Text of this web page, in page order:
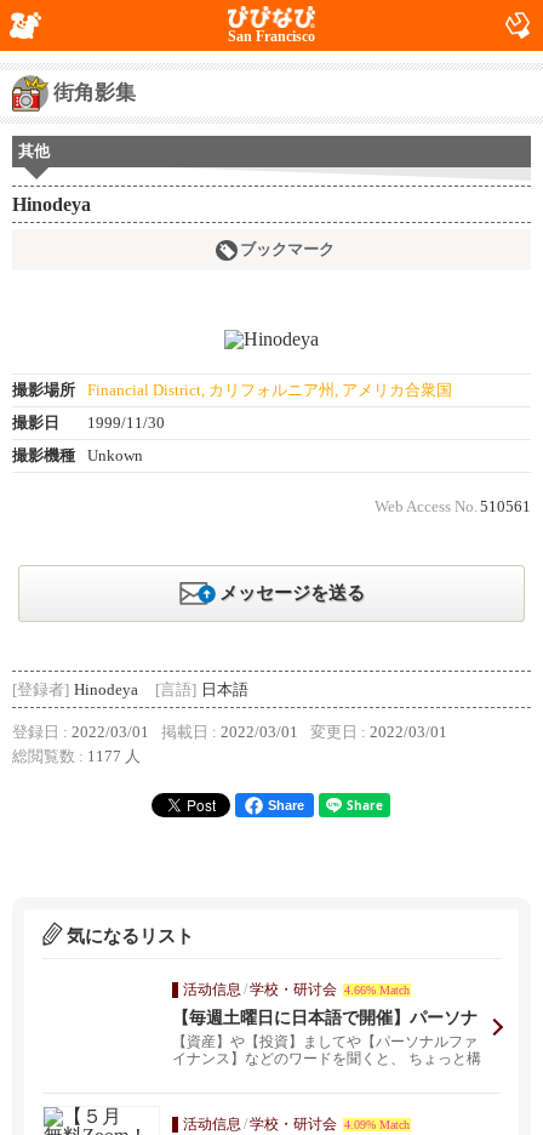
San Francisco
街角影集
其他
Hinodeya
ブックマーク
撮影場所
Financial District, カリフォルニア州, アメリカ合衆国
撮影日
1999/11/30
撮影機種
Unkown
Web Access No. 510561
メッセージを送る
[登録者] Hinodeya [言語] 日本語
登録日 : 2022/03/01 掲載日 : 2022/03/01 変更日 : 2022/03/01
総閲覧数 : 1177 人
Share
気になるリスト
活动信息 /学校・研讨会 4.66% Match
【毎週土曜日に日本語で開催】パーソナ
ルファイナンス無料ZOOMウェビナー
【資産】や【投資】ましてや【パーソナルファ
イナンス】などのワードを聞くと、 ちょっと構
活动信息 /学校・研讨会 4.09% Match